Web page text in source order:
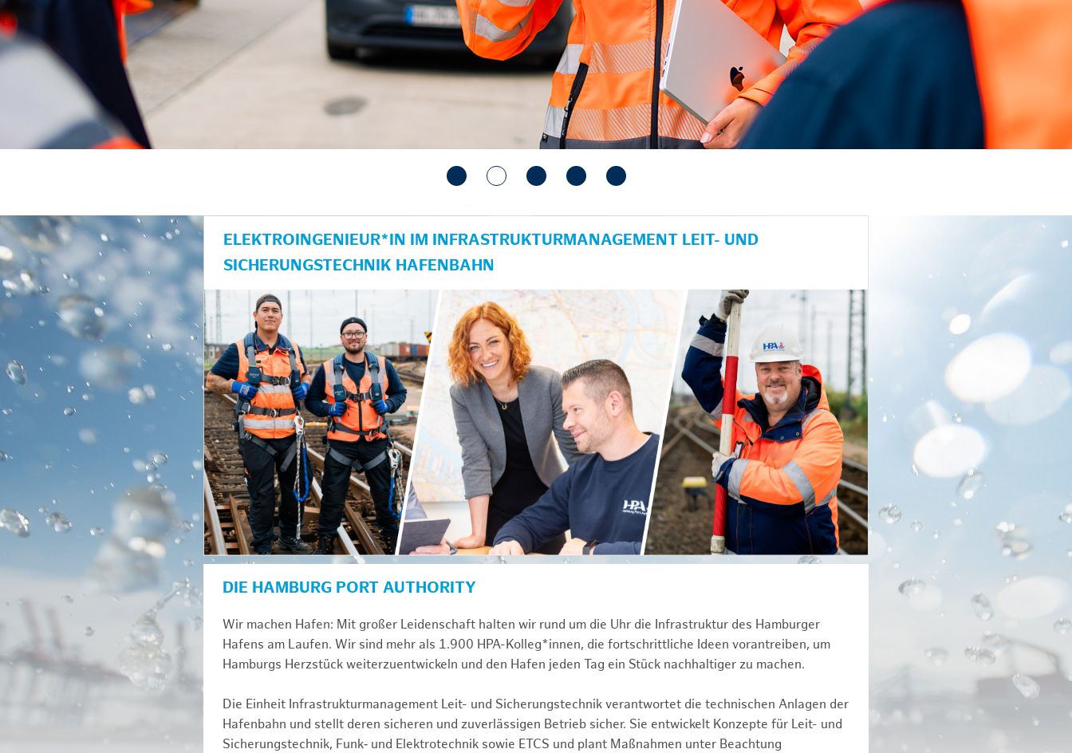
anzeigen/schließen
ELEKTROINGENIEUR*IN IM INFRASTRUKTURMANAGEMENT LEIT- UND
SICHERUNGSTECHNIK HAFENBAHN
DIE HAMBURG PORT AUTHORITY
Wir machen Hafen: Mit großer Leidenschaft halten wir rund um die Uhr die Infrastruktur des Hamburger
Hafens am Laufen. Wir sind mehr als 1.900 HPA-Kolleg*innen, die fortschrittliche Ideen vorantreiben, um
Hamburgs Herzstück weiterzuentwickeln und den Hafen jeden Tag ein Stück nachhaltiger zu machen.
Die Einheit Infrastrukturmanagement Leit- und Sicherungstechnik verantwortet die technischen Anlagen der
Hafenbahn und stellt deren sicheren und zuverlässigen Betrieb sicher. Sie entwickelt Konzepte für Leit- und
Sicherungstechnik, Funk‑ und Elektrotechnik sowie ETCS und plant Maßnahmen unter Beachtung